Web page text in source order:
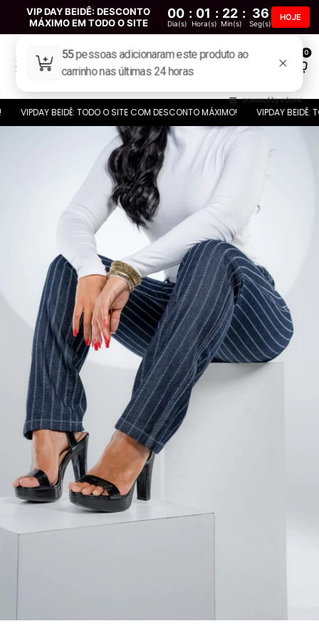
VIP DAY BEIDÊ: DESCONTO
MÁXIMO EM TODO O SITE
00 : 01 : 22 : 36
Dia(s) Hora(s) Min(s) Seg(s)
HOJE
0
BEIDÊ: TODO O SITE COM DESCONTO MÁXIMO! VIPDAY BEIDÊ: TODO